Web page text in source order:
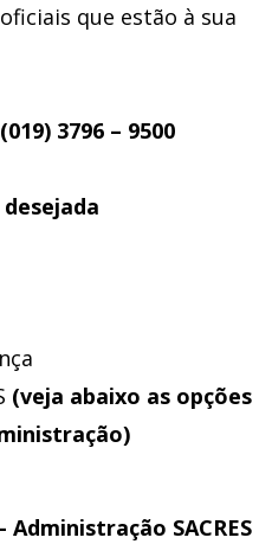
que estão à sua
(019) 3796 – 9500
(veja abaixo as opções
SACRES